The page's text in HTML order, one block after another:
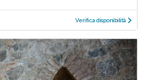
Verifica disponibilità